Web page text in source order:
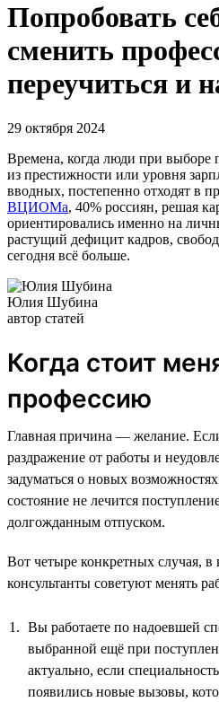
Попробовать
сменить
переучиться и
29 октября 2024
Времена, когда люди при выборе
из престижности или уровня
вводных, постепенно отходят в
ВЦИОМа, 40% россиян, решая
ориентировались именно на
растущий дефицит кадров,
сегодня всё больше.
Юлия Шубина
автор статей
Когда стоит
профессию
Главная причина — желание.
раздражение от работы и
задуматься о новых
состояние не лечится
долгожданным отпуском.
Вот четыре конкретных случая, в
консультанты советуют менять
Вы работаете по надоевшей
выбранной ещё при
актуально, если
появились новые вызовы,